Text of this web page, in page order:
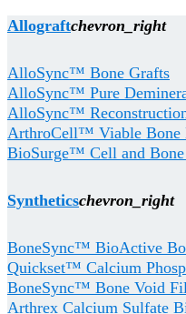
Allograftchevron_right
AlloSync™ Bone Grafts
AlloSync™ Pure
AlloSync™
ArthroCell™ Viable Bone
BioSurge™ Cell and Bone
Syntheticschevron_right
BoneSync™ BioActive
Quickset™ Calcium
BoneSync™ Bone Void
Arthrex Calcium Sulfate